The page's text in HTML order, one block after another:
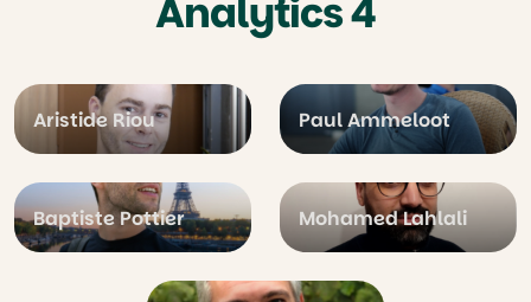
Analytics 4
Aristide Riou Paul Ammeloot
Baptiste Pottier Mohamed Lahlali